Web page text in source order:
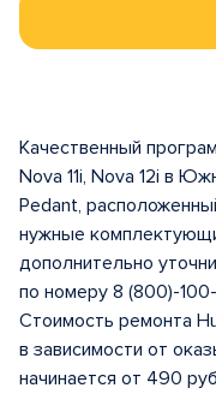
Качественный
Nova 11i, Nova 12i в
Pedant,
нужные
дополнительно
по номеру 8 (800)-
Стоимость ремонта
в зависимости от
начинается от 490